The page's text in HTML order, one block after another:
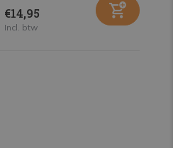
€14,95
Incl. btw